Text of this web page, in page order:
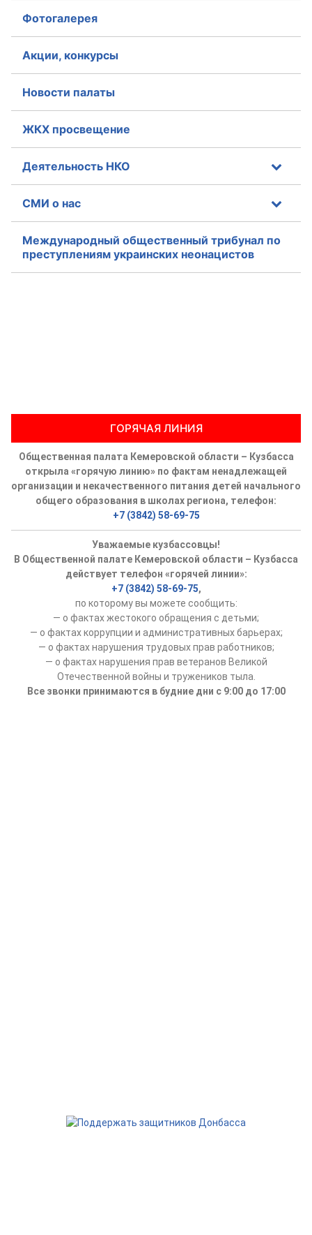
УСТАВ ГКУ “АППАРАТ ОП КО”
Доходы руководителя за 2024 г.
Фотогалерея
Акции, конкурсы
Новости палаты
ЖКХ просвещение
Деятельность НКО
СМИ о нас
Международный общественный трибунал по
преступлениям украинских неонацистов
ГОРЯЧАЯ ЛИНИЯ
Общественная палата Кемеровской области – Кузбасса
открыла «горячую линию» по фактам ненадлежащей
организации и некачественного питания детей начального
общего образования в школах региона, телефон:
+7 (3842) 58-69-75
Уважаемые кузбассовцы!
В Общественной палате Кемеровской области – Кузбасса
действует телефон «горячей линии»:
+7 (3842) 58-69-75,
по которому вы можете сообщить:
— о фактах жестокого обращения с детьми;
— о фактах коррупции и административных барьерах;
— о фактах нарушения трудовых прав работников;
— о фактах нарушения прав ветеранов Великой
Отечественной войны и тружеников тыла.
Все звонки принимаются в будние дни с 9:00 до 17:00